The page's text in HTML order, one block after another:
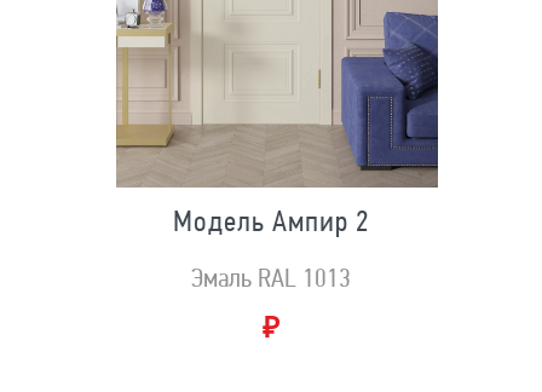
Модель Ампир 2
Эмаль RAL 1013
₽